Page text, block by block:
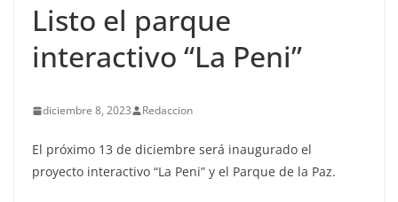
Listo el parque
interactivo “La Peni”
diciembre 8, 2023 Redaccion
El próximo 13 de diciembre será inaugurado el
proyecto interactivo “La Peni” y el Parque de la Paz.